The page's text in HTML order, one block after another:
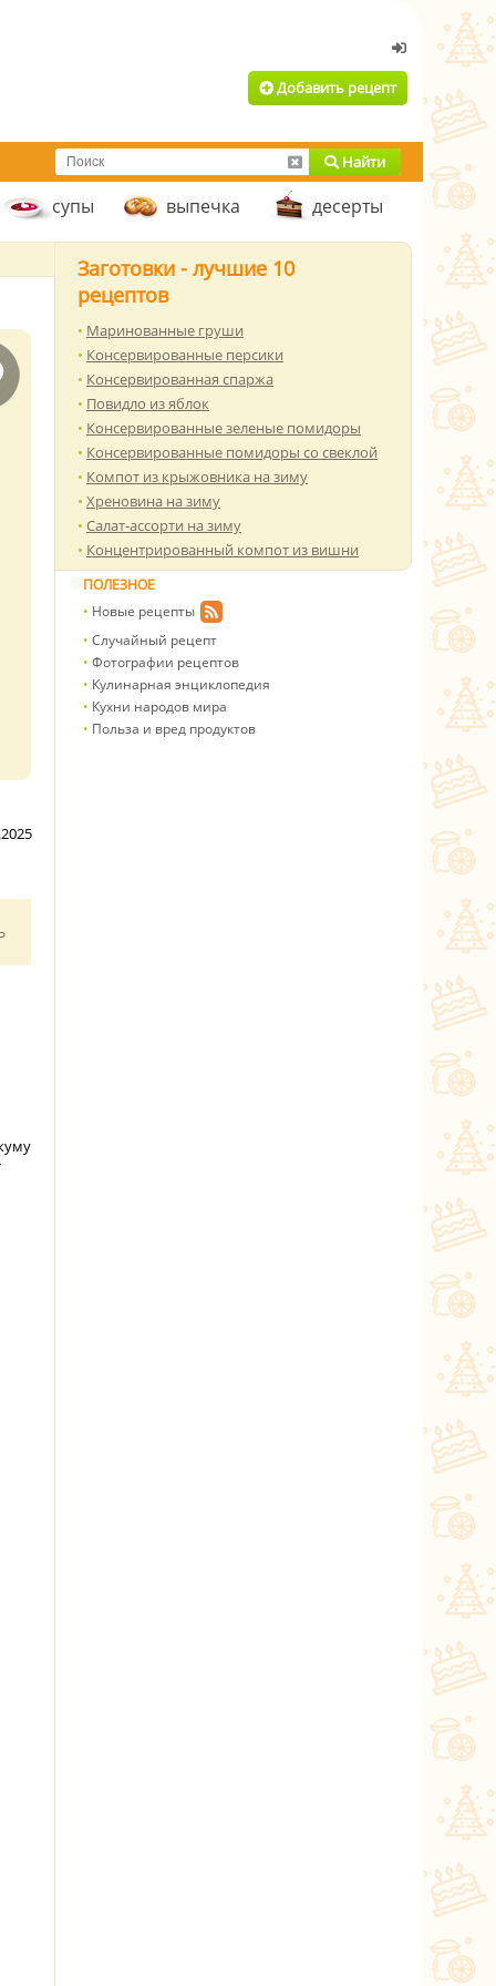
Добавить рецепт
Найти
супы выпечка десерты
Заготовки - лучшие 10
рецептов
Маринованные груши
Консервированные персики
Консервированная спаржа
Повидло из яблок
Консервированные зеленые помидоры
Консервированные помидоры со свеклой
Компот из крыжовника на зиму
Хреновина на зиму
Салат-ассорти на зиму
Концентрированный компот из вишни
ПОЛЕЗНОЕ
Новые рецепты
Случайный рецепт
Фотографии рецептов
Кулинарная энциклопедия
Кухни народов мира
Польза и вред продуктов